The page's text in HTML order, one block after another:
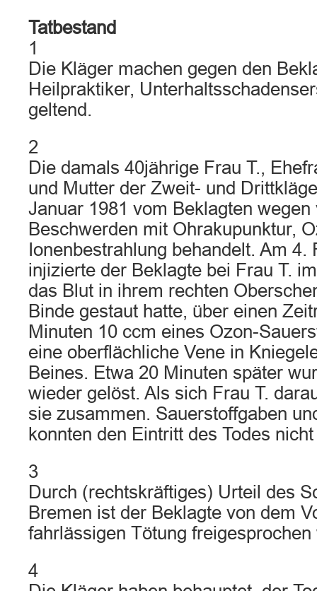
Tatbestand
1
Die Kläger machen gegen den
Heilpraktiker,
geltend.
2
Die damals 40jährige Frau T.,
und Mutter der Zweit- und
Januar 1981 vom Beklagten
Beschwerden mit Ohrakupunktur,
Ionenbestrahlung behandelt. Am 4.
injizierte der Beklagte bei Frau T.
das Blut in ihrem rechten
Binde gestaut hatte, über einen
Minuten 10 ccm eines Ozon-
eine oberflächliche Vene in
Beines. Etwa 20 Minuten später
wieder gelöst. Als sich Frau T.
sie zusammen. Sauerstoffgaben
konnten den Eintritt des Todes
3
Durch (rechtskräftiges) Urteil des
Bremen ist der Beklagte von dem
fahrlässigen Tötung freigesprochen
4